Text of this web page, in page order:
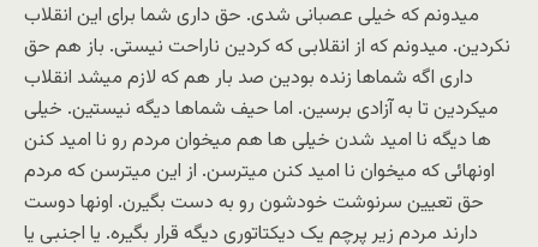
میدونم که خیلی عصبانی شدی. حق داری شما برای این انقلاب
نکردین. میدونم که از انقلابی که کردین ناراحت نیستی. باز هم حق
داری اگه شماها زنده بودین صد بار هم که لازم میشد انقلاب
میکردین تا به آزادی برسین. اما حیف شماها دیگه نیستین. خیلی
ها دیگه نا امید شدن خیلی ها هم میخوان مردم رو نا امید کنن
اونهائی که میخوان نا امید کنن میترسن. از این میترسن که مردم
حق تعیین سرنوشت خودشون رو به دست بگیرن. اونها دوست
دارند مردم زیر پرچم یک دیکتاتوری دیگه قرار بگیره. یا اجنبی یا